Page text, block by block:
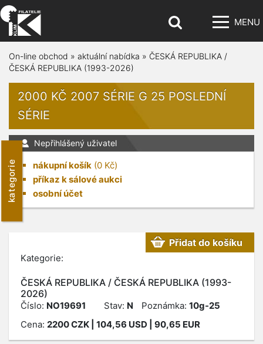
MENU
kategorie
On-line obchod » aktuální nabídka » ČESKÁ REPUBLIKA /
ČESKÁ REPUBLIKA (1993-2026)
2000 KČ 2007 SÉRIE G 25 POSLEDNÍ
SÉRIE
Nepřihlášený uživatel
nákupní košík (0 Kč)
příkaz k sálové aukci
osobní účet
Kategorie:
ČESKÁ REPUBLIKA / ČESKÁ REPUBLIKA (1993-
2026)
Přidat do košíku
Číslo: NO19691 Stav: N Poznámka: 10g-25
Cena: 2200CZK | 104,56 USD | 90,65 EUR